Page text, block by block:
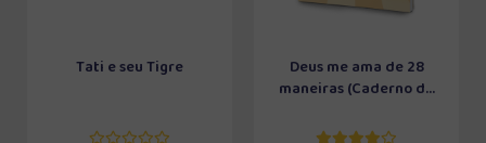
Tati e seu Tigre
Deus me ama de 28
maneiras (Caderno d...